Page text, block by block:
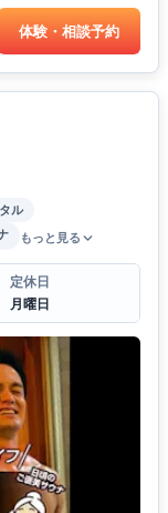
体験・相談予約
ル
もっと見る
定休日
月曜日